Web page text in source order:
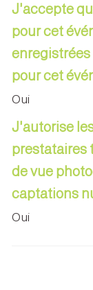
J'accepte
pour cet
pour cet
Oui
J'autorise
prestataires
de vue
captations
Oui